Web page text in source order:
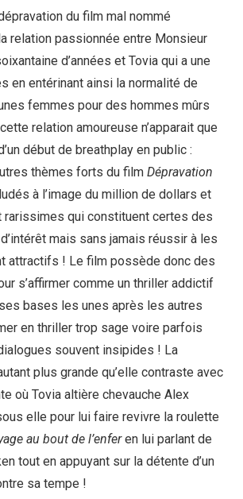
du film mal nommé
relation passionnée entre Monsieur
d’années et Tovia qui a une
en entérinant ainsi la normalité de
femmes pour des hommes mûrs
relation amoureuse n’apparait que
début de breathplay en public :
thèmes forts du film Dépravation
à l’image du million de dollars et
rarissimes qui constituent certes des
mais sans jamais réussir à les
attractifs ! Le film possède donc des
s’affirmer comme un thriller addictif
bases les unes après les autres
en thriller trop sage voire parfois
souvent insipides ! La
plus grande qu’elle contraste avec
où Tovia altière chevauche Alex
elle pour lui faire revivre la roulette
au bout de l’enferen lui parlant de
tout en appuyant sur la détente d’un
sa tempe !